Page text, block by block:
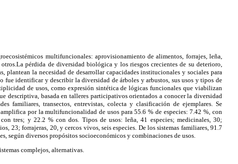
multifuncionales: aprovisionamiento de alimentos, forrajes, leña,
pérdida de diversidad biológica y los riesgos crecientes de su deterioro,
plantean la necesidad de desarrollar capacidades institucionales y sociales para
fue identificar y describir la diversidad de árboles y arbustos, sus usos y tipos de
de usos, como expresión sintética de lógicas funcionales que viabilizan
descriptiva, basada en talleres participativos orientados a conocer la diversidad
familiares, transectos, entrevistas, colecta y clasificación de ejemplares. Se
por la multifuncionalidad de usos para 55.6 % de especies: 7.42 %, con
tres; y 22.2 % con dos. Tipos de usos: leña, 41 especies; medicinales, 30;
23; forrajeras, 20, y cercos vivos, seis especies. De los sistemas familiares, 91.7
según diversos propósitos socioeconómicos y combinaciones de usos.
complejos, alternativas.